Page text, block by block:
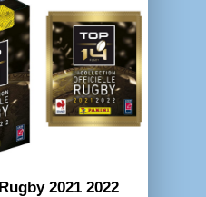
2021 2022